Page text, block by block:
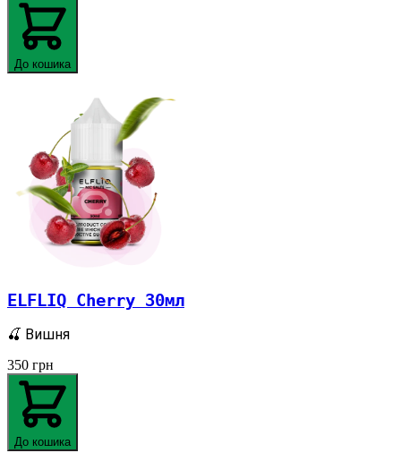
До кошика
ELFLIQ Cherry 30мл
🍒 Вишня
350 грн
До кошика